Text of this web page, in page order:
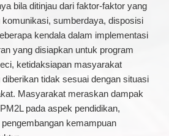
bila ditinjau dari faktor-faktor yang
sumberdaya, disposisi
kendala dalam implementasi
yang disiapkan untuk program
ketidaksiapan masyarakat
tidak sesuai dengan situasi
Masyarakat meraskan dampak
pada aspek pendidikan,
kemampuan